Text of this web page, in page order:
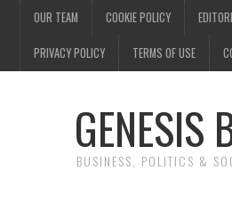
OUR TEAM COOKIE POLICY
PRIVACY POLICY TERMS OF USE
GENESIS
BUSINESS, POLITICS &